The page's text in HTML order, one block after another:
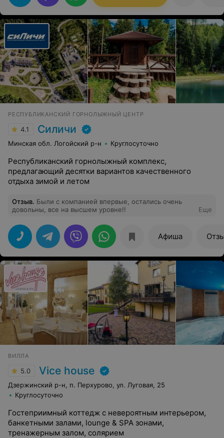
РЕСПУБЛИКАНСКИЙ ГОРНОЛЫЖНЫЙ ЦЕНТР
4.1 Силичи
Минская обл. Логойский р-н Круглосуточно
Республиканский горнолыжный комплекс,
предлагающий десятки вариантов качественного
отдыха зимой и летом
Отзыв. Были с компанией впервые, остались очень
довольны, все на высшем уровне!!
Еще
Афиша
ВИЛЛА
5.0 Vice house
Дзержинский р-н, п. Перхурово, ул. Луговая, 25
Круглосуточно
Гостеприимный коттедж с невероятным интерьером,
банкетными залами, lounge & SPA зонами,
тренажерным залом, солярием